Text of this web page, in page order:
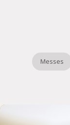
Messes